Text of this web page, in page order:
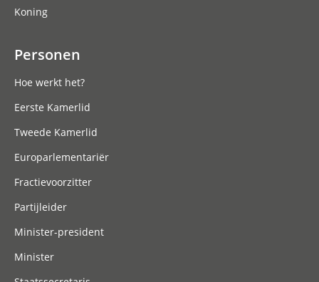
Koning
Personen
Hoe werkt het?
Eerste Kamerlid
Tweede Kamerlid
Europarlementariër
Fractievoorzitter
Partijleider
Minister-president
Minister